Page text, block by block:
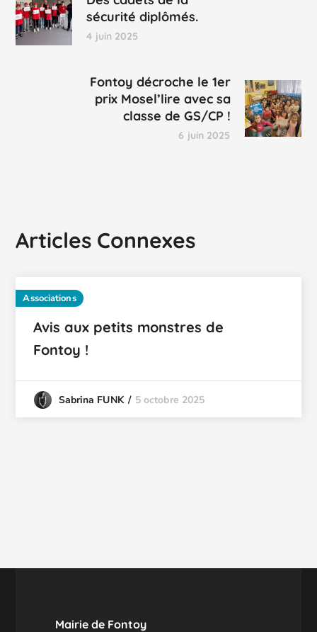
sécurité diplômés.
4 juin 2025
Fontoy décroche le 1er
prix Mosel’lire avec sa
classe de GS/CP !
6 juin 2025
Articles Connexes
Associations
Avis aux petits monstres de
Fontoy !
Sabrina FUNK 5 octobre 2025
Mairie de Fontoy